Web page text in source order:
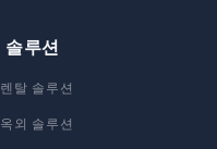
솔루션
렌탈 솔루션
옥외 솔루션